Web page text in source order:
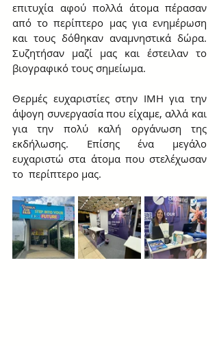
επιτυχία αφού πολλά άτομα πέρασαν
από το περίπτερο μας για ενημέρωση
και τους δόθηκαν αναμνηστικά δώρα.
Συζητήσαν μαζί μας και έστειλαν το
βιογραφικό τους σημείωμα.
Θερμές ευχαριστίες στην IMH για την
άψογη συνεργασία που είχαμε, αλλά και
για την πολύ καλή οργάνωση της
εκδήλωσης. Επίσης ένα μεγάλο
ευχαριστώ στα άτομα που στελέχωσαν
το  περίπτερο μας.